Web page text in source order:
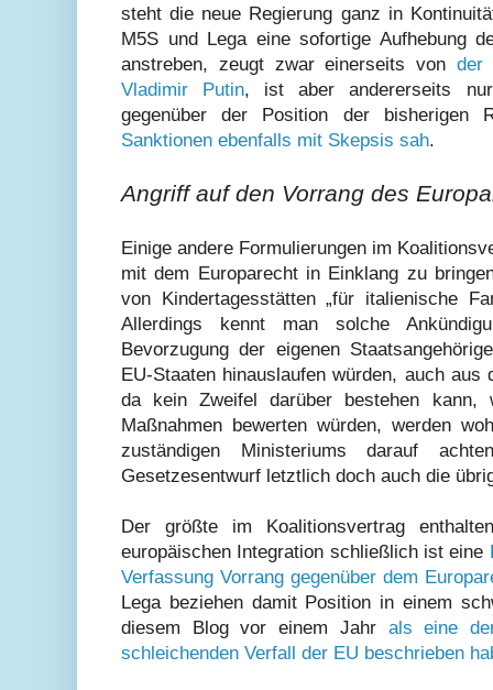
steht die neue Regierung ganz in
M5S und Lega eine sofortige Aufhebung
anstreben, zeugt zwar einerseits von der
Vladimir Putin, ist aber andererseits nur
gegenüber der Position der bisherigen
Sanktionen ebenfalls mit Skepsis sah.
Angriff auf den Vorrang des
Einige andere Formulierungen im
mit dem Europarecht in Einklang zu
von Kindertagesstätten „für italienische
Allerdings kennt man solche
Bevorzugung der eigenen
EU-Staaten hinauslaufen würden, auch aus
da kein Zweifel darüber bestehen
Maßnahmen bewerten würden, werden
zuständigen Ministeriums darauf
Gesetzesentwurf letztlich doch auch die
Der größte im Koalitionsvertrag
europäischen Integration schließlich ist eine
Verfassung Vorrang gegenüber dem
Lega beziehen damit Position in einem
diesem Blog vor einem Jahr als eine
schleichenden Verfall der EU beschrieben